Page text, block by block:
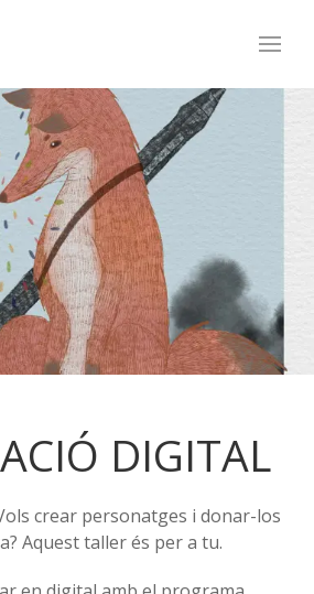
DIGITAL
crear personatges i donar-los
Aquest taller és per a tu.